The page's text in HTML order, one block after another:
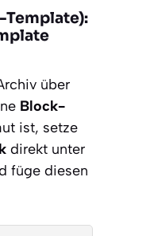
Template):
über
Block-
ist, setze
direkt unter
füge diesen